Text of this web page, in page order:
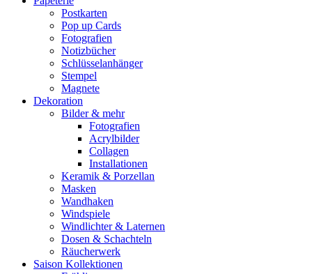
Postkarten
Pop up Cards
Fotografien
Notizbücher
Schlüsselanhänger
Stempel
Magnete
Dekoration
Bilder & mehr
Fotografien
Acrylbilder
Collagen
Installationen
Keramik & Porzellan
Masken
Wandhaken
Windspiele
Windlichter & Laternen
Dosen & Schachteln
Räucherwerk
Saison Kollektionen